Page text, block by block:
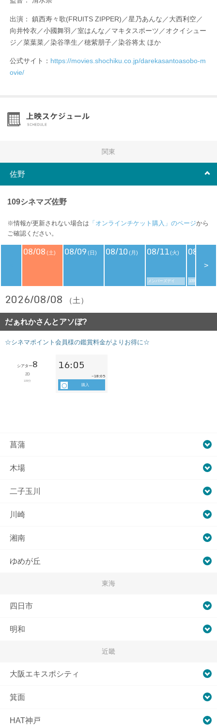
出演： 鎮西寿々歌(FRUITS ZIPPER)／星乃あんな／大西利空／
向井怜⾐／小國舞羽／室はんな／マキタスポーツ／オクイシュー
ジ／菜葉菜／染谷準生／穂紫朋子／染谷将太 ほか
公式サイト： https://movies.shochiku.co.jp/darekasantoasobo-m
ovie/
関東
佐野
109シネマズ佐野
※情報が更新されない場合は 「オンラインチケット購入」のページから
ご確認ください。
08/08 (土) 08/09 (日) 08/10 (月) 08/11(火)
メンバーズデイ
08/12
109シネマズデ
>
2026/08/08 （土）
だぁれかさんとアソぼ?
☆シネマポイント会員様の鑑賞料金がよりお得に☆
シアター8
2D
109分
16:05
~18:05
購入
菖蒲
木場
二子玉川
川崎
湘南
ゆめが丘
東海
四日市
明和
近畿
大阪エキスポシティ
箕面
HAT神戸